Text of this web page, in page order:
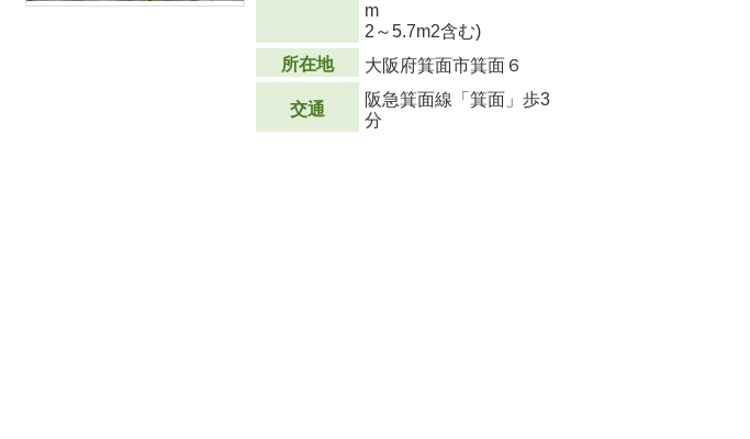
m
2 ～5.7m2含む)
所在地
大阪府箕面市箕面６
交通
阪急箕面線「箕面」歩3
分